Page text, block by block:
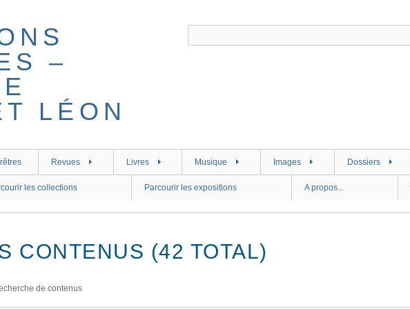
Revues Livres Musique Images Dossiers
les collections Parcourir les expositions A propos...
CONTENUS (42 TOTAL)
de contenus